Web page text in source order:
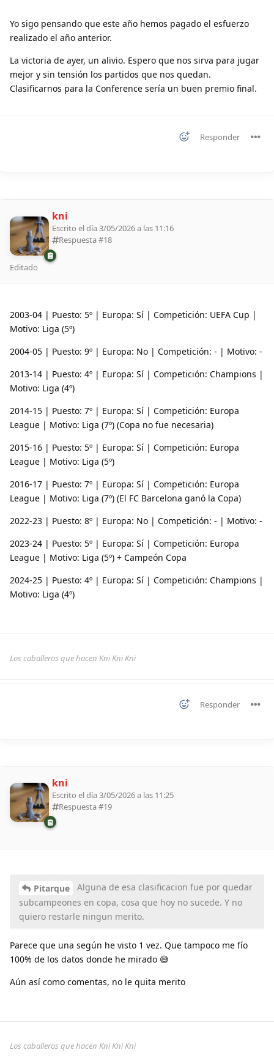
Yo sigo pensando que este año hemos pagado el esfuerzo
realizado el año anterior.
La victoria de ayer, un alivio. Espero que nos sirva para jugar
mejor y sin tensión los partidos que nos quedan.
Clasificarnos para la Conference sería un buen premio final.
Responder
kni
Escrito el día 3/05/2026 a las 11:16
Respuesta #18
Editado
2003-04 | Puesto: 5º | Europa: Sí | Competición: UEFA Cup |
Motivo: Liga (5º)
2004-05 | Puesto: 9º | Europa: No | Competición: - | Motivo: -
2013-14 | Puesto: 4º | Europa: Sí | Competición: Champions |
Motivo: Liga (4º)
2014-15 | Puesto: 7º | Europa: Sí | Competición: Europa
League | Motivo: Liga (7º) (Copa no fue necesaria)
2015-16 | Puesto: 5º | Europa: Sí | Competición: Europa
League | Motivo: Liga (5º)
2016-17 | Puesto: 7º | Europa: Sí | Competición: Europa
League | Motivo: Liga (7º) (El FC Barcelona ganó la Copa)
2022-23 | Puesto: 8º | Europa: No | Competición: - | Motivo: -
2023-24 | Puesto: 5º | Europa: Sí | Competición: Europa
League | Motivo: Liga (5º) + Campeón Copa
2024-25 | Puesto: 4º | Europa: Sí | Competición: Champions |
Motivo: Liga (4º)
Los caballeros que hacen Kni Kni Kni
Responder
kni
Escrito el día 3/05/2026 a las 11:25
Respuesta #19
Pitarque
Alguna de esa clasificacion fue por quedar
subcampeones en copa, cosa que hoy no sucede. Y no
quiero restarle ningun merito.
Parece que una según he visto 1 vez. Que tampoco me fío
100% de los datos donde he mirado 😅
Aún así como comentas, no le quita merito
Los caballeros que hacen Kni Kni Kni